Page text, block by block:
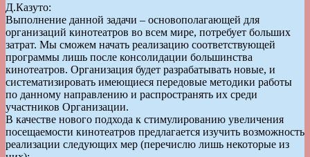
Д.Казуто:
Выполнение данной задачи – основополагающей для
организаций кинотеатров во всем мире, потребует больших
затрат. Мы сможем начать реализацию соответствующей
программы лишь после консолидации большинства
кинотеатров. Организация будет разрабатывать новые, и
систематизировать имеющиеся передовые методики работы
по данному направлению и распространять их среди
участников Организации.
В качестве нового подхода к стимулированию увеличения
посещаемости кинотеатров предлагается изучить возможность
реализации следующих мер (перечислю лишь некоторые из